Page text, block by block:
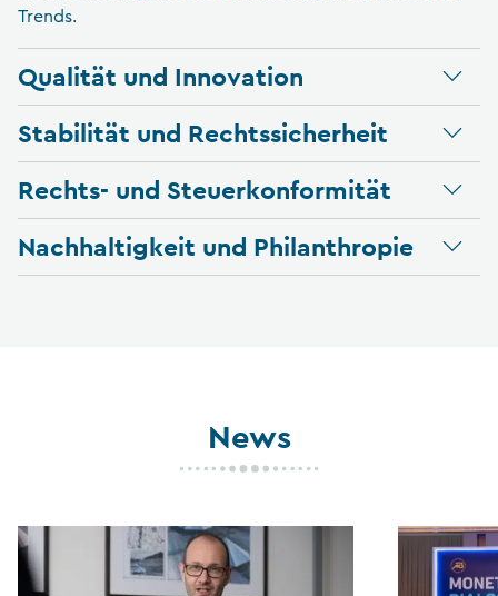
Trends.
Qualität und Innovation
Stabilität und Rechtssicherheit
Rechts- und Steuerkonformität
Nachhaltigkeit und Philanthropie
News